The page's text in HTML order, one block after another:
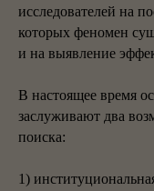
исследователей на
которых феномен
и на выявление
В настоящее время
заслуживают два
поиска:
1)